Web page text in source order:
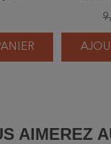
AIMEREZ